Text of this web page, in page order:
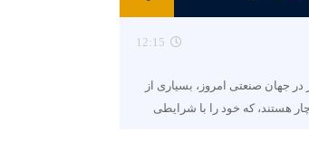
12:15
در جهان صنعتی امروز، بسیاری از
هستند، که خود را با شرایطی